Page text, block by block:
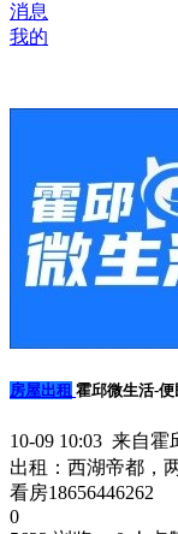
消息
我的
房屋出租 霍邱微生活-便
10-09 10:03 来自霍
出租：西湖帝都，
看房18656446262
0